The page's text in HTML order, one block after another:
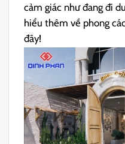
cảm giác như đang đi
hiểu thêm về phong
đây!